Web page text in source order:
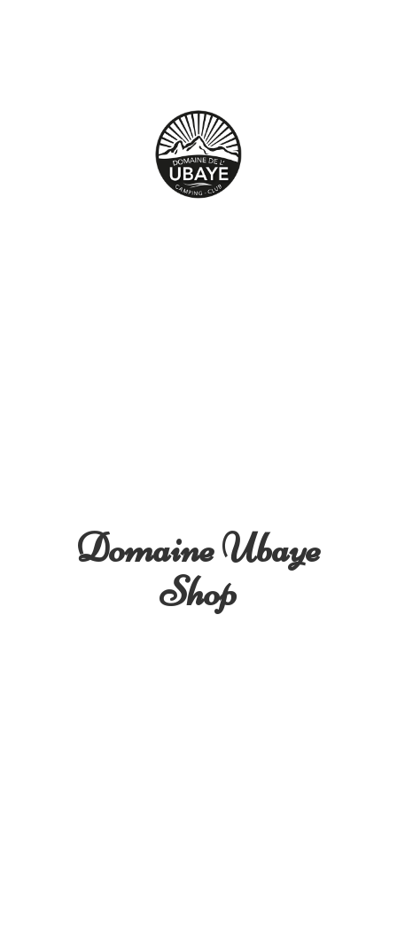
DomaineUbaye
Shop